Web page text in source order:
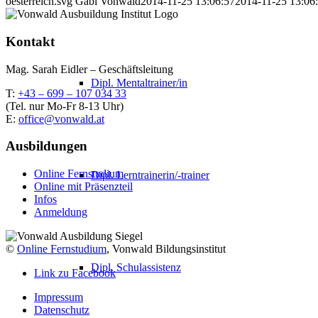
Dipl. Mentaltrainer/in
Dipl. Lerntrainerin/-trainer
Dipl. Schulassistenz
Kontakt
Mag. Sarah Eidler – Geschäftsleitung
T: +43 – 699 – 107 034 33
(Tel. nur Mo-Fr 8-13 Uhr)
E: office@vonwald.at
Ausbildungen
Online Fernstudium
Online mit Präsenzteil
Infos
Anmeldung
© Online Fernstudium, Vonwald Bildungsinstitut
Link zu Facebook
Impressum
Datenschutz